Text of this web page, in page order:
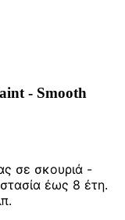
- Smooth
σε σκουριά -
έως 8 έτη.